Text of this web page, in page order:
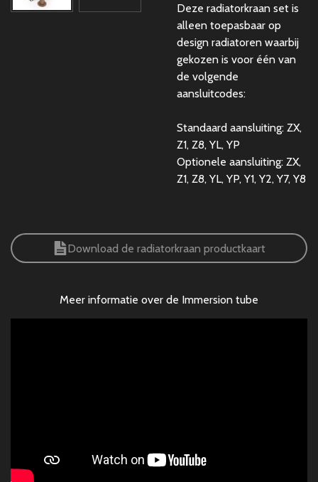
Deze radiatorkraan set is
alleen toepasbaar op
design radiatoren waarbij
gekozen is voor één van
de volgende
aansluitcodes:
Standaard aansluiting: ZX,
Z1, Z8, YL, YP
Optionele aansluiting: ZX,
Z1, Z8, YL, YP, Y1, Y2, Y7, Y8
Download de radiatorkraan productkaart
Meer informatie over de Immersion tube